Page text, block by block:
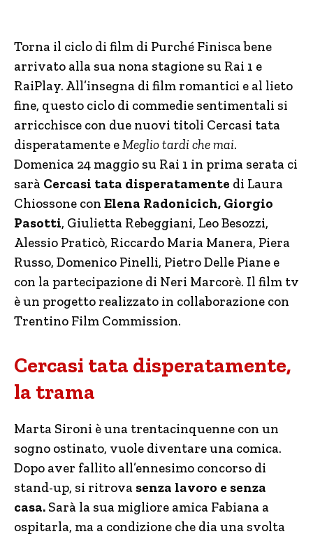
Torna il ciclo di film di Purché Finisca bene
arrivato alla sua nona stagione su Rai 1 e
RaiPlay. All’insegna di film romantici e al lieto
fine, questo ciclo di commedie sentimentali si
arricchisce con due nuovi titoli Cercasi tata
disperatamente eMeglio tardi che mai.
Domenica 24 maggio su Rai 1 in prima serata ci
sarà Cercasi tata disperatamente di Laura
Chiossone con Elena Radonicich, Giorgio
Pasotti, Giulietta Rebeggiani, Leo Besozzi,
Alessio Praticò, Riccardo Maria Manera, Piera
Russo, Domenico Pinelli, Pietro Delle Piane e
con la partecipazione di Neri Marcorè. Il film tv
è un progetto realizzato in collaborazione con
Trentino Film Commission.
Cercasi tata disperatamente,
la trama
Marta Sironi è una trentacinquenne con un
sogno ostinato, vuole diventare una comica.
Dopo aver fallito all’ennesimo concorso di
stand-up, si ritrova senza lavoro e senza
casa. Sarà la sua migliore amica Fabiana a
ospitarla, ma a condizione che dia una svolta